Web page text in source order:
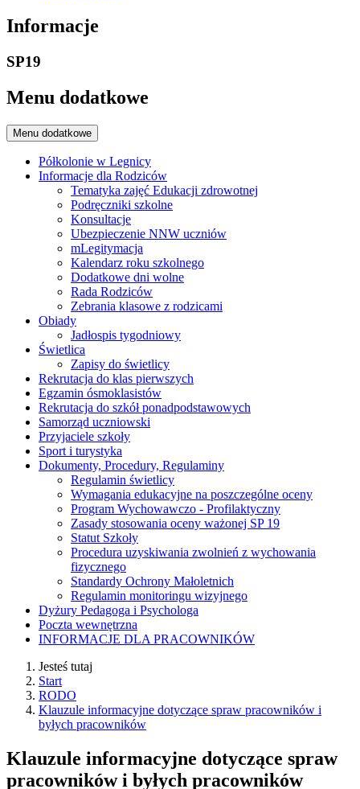
Informacje
SP19
Menu dodatkowe
Menu dodatkowe
Półkolonie w Legnicy
Informacje dla Rodziców
Tematyka zajęć Edukacji zdrowotnej
Podręczniki szkolne
Konsultacje
Ubezpieczenie NNW uczniów
mLegitymacja
Kalendarz roku szkolnego
Dodatkowe dni wolne
Rada Rodziców
Zebrania klasowe z rodzicami
Obiady
Jadłospis tygodniowy
Świetlica
Zapisy do świetlicy
Rekrutacja do klas pierwszych
Egzamin ósmoklasistów
Rekrutacja do szkół ponadpodstawowych
Samorząd uczniowski
Przyjaciele szkoły
Sport i turystyka
Dokumenty, Procedury, Regulaminy
Regulamin świetlicy
Wymagania edukacyjne na poszczególne oceny
Program Wychowawczo - Profilaktyczny
Zasady stosowania oceny ważonej SP 19
Statut Szkoły
Procedura uzyskiwania zwolnień z wychowania
fizycznego
Standardy Ochrony Małoletnich
Regulamin monitoringu wizyjnego
Dyżury Pedagoga i Psychologa
Poczta wewnętrzna
INFORMACJE DLA PRACOWNIKÓW
Jesteś tutaj
Start
RODO
Klauzule informacyjne dotyczące spraw pracowników i
byłych pracowników
Klauzule informacyjne dotyczące spraw
pracowników i byłych pracowników